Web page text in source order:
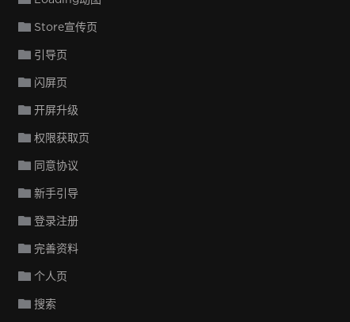
Store宣传页
引导页
闪屏页
开屏升级
权限获取页
同意协议
新手引导
登录注册
完善资料
个人页
搜索